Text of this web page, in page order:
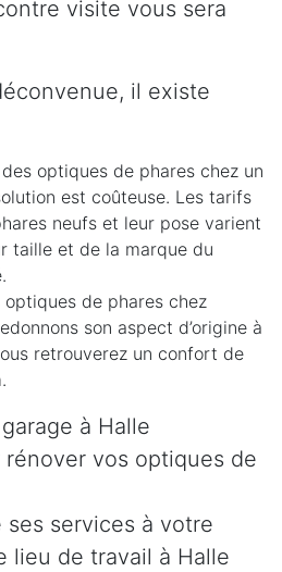
visite vous sera
il existe
optiques de phares chez un
est coûteuse. Les tarifs
neufs et leur pose varient
taille et de la marque du
de phares chez
son aspect d’origine à
retrouverez un confort de
à Halle
vos optiques de
services à votre
lieu de travail à Halle